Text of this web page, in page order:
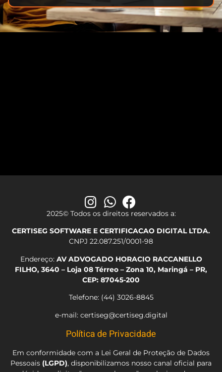
2025© Todos os direitos reservados a:
CERTISEG SOFTWARE E CERTIFICACAO DIGITAL LTDA.
CNPJ 22.087.251/0001-98
Endereço: AV ADVOGADO HORACIO RACCANELLO
FILHO, 3640 – Loja 08 Térreo – Zona 10, Maringá – PR,
CEP: 87045-200
Telefone: (44) 3026-8845
e-mail: certiseg@certiseg.digital
Política de Privacidade
Em conformidade com a Lei Geral de Proteção de Dados
Pessoais (LGPD), disponibilizamos nosso canal oficial para